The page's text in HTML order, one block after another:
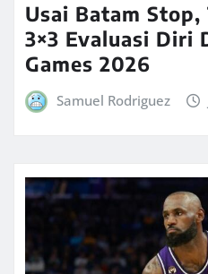
Usai Batam
3×3 Evaluasi Diri
Games 2026
Samuel Rodriguez